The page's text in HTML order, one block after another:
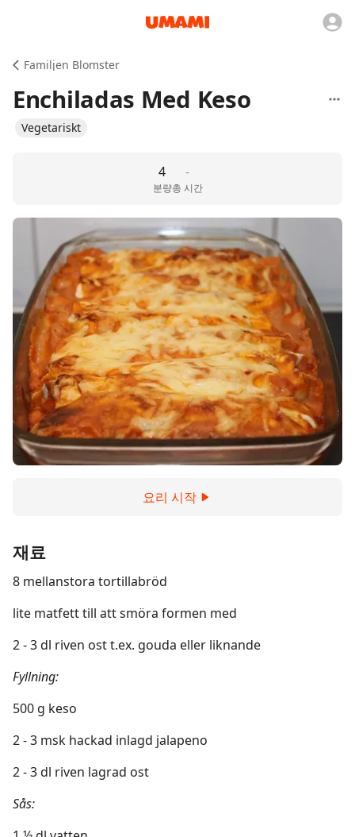
Familjen Blomster
Enchiladas Med Keso
Vegetariskt
4
분량
-
총 시간
요리 시작
재료
8 mellanstora tortillabröd
lite matfett till att smöra formen med
2 - 3 dl riven ost t.ex. gouda eller liknande
Fyllning:
500 g keso
2 - 3 msk hackad inlagd jalapeno
2 - 3 dl riven lagrad ost
Sås: